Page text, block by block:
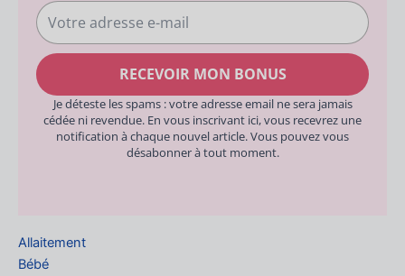
Votre
adresse
e-
mail
RECEVOIR MON BONUS
Je déteste les spams : votre adresse email ne sera jamais
cédée ni revendue. En vous inscrivant ici, vous recevrez une
notification à chaque nouvel article. Vous pouvez vous
désabonner à tout moment.
Allaitement
Bébé